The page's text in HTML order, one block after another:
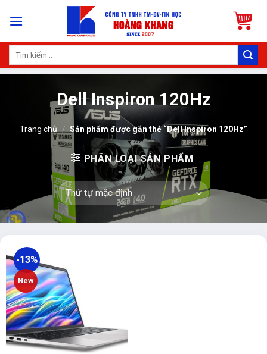
Tìm
Dell Inspiron 120Hz
Trang chủ / Sản phẩm được gắn thẻ “Dell Inspiron 120Hz”
PHÂN LOẠI SẢN PHẨM
-13%
New